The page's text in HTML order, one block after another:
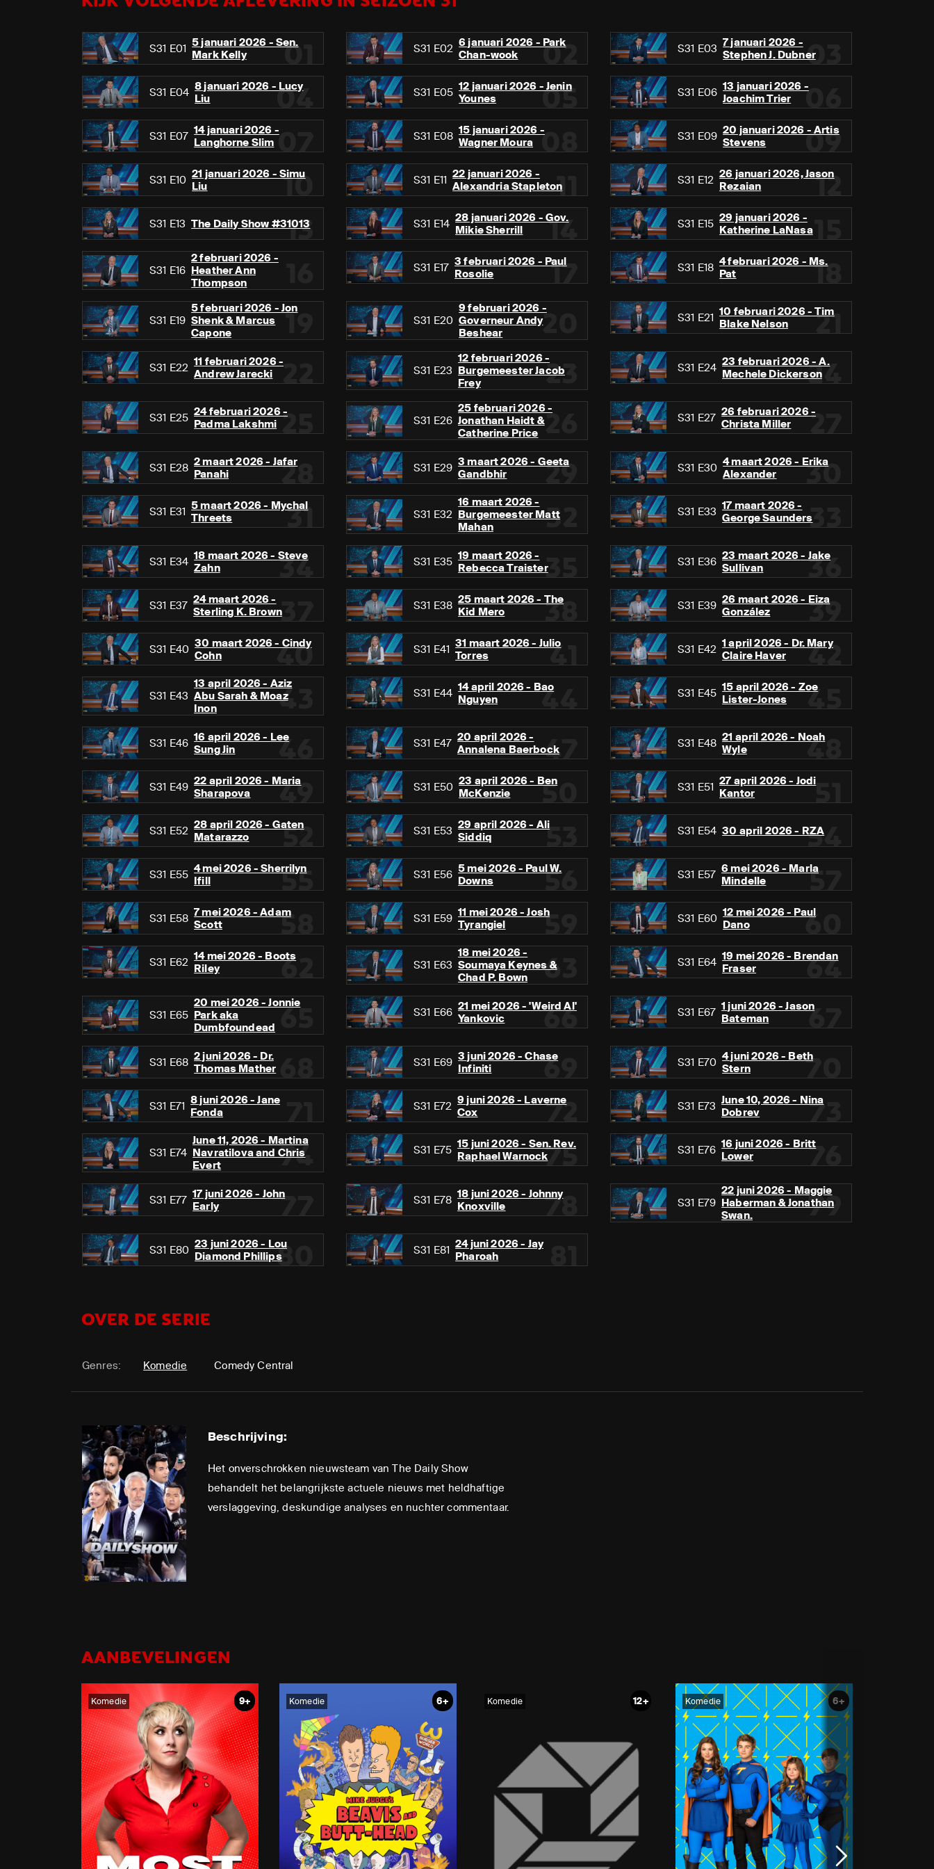
01
S31 E01 5 januari 2026 - Sen.
Mark Kelly
02
S31 E02 6 januari 2026 - Park
Chan-wook
03
S31 E03 7 januari 2026 -
Stephen J. Dubner
04
S31 E04 8 januari 2026 - Lucy
Liu
05
S31 E05 12 januari 2026 - Jenin
Younes
06
S31 E06 13 januari 2026 -
Joachim Trier
07
S31 E07 14 januari 2026 -
Langhorne Slim
08
S31 E08 15 januari 2026 -
Wagner Moura
09
S31 E09 20 januari 2026 - Artis
Stevens
10
S31 E10 21 januari 2026 - Simu
Liu
11
S31 E11 22 januari 2026 -
Alexandria Stapleton
12
S31 E12 26 januari 2026, Jason
Rezaian
13
S31 E13 The Daily Show #31013 14
S31 E14 28 januari 2026 - Gov.
Mikie Sherrill
15
S31 E15 29 januari 2026 -
Katherine LaNasa
S31 E16
2 februari 2026 -
Heather Ann
Thompson
17
S31 E17 3 februari 2026 - Paul
Rosolie
18
S31 E18 4 februari 2026 - Ms.
Pat
19
S31 E19
5 februari 2026 - Jon
Shenk & Marcus
Capone
20
S31 E20
9 februari 2026 -
Governeur Andy
Beshear
21
S31 E21 10 februari 2026 - Tim
Blake Nelson
22
S31 E22 11 februari 2026 -
Andrew Jarecki
23
S31 E23
12 februari 2026 -
Burgemeester Jacob
Frey
24
S31 E24 23 februari 2026 - A.
Mechele Dickerson
25
S31 E25 24 februari 2026 -
Padma Lakshmi
26
S31 E26
25 februari 2026 -
Jonathan Haidt &
Catherine Price
27
S31 E27 26 februari 2026 -
Christa Miller
28
S31 E28 2 maart 2026 - Jafar
Panahi
29
S31 E29 3 maart 2026 - Geeta
Gandbhir
30
S31 E30 4 maart 2026 - Erika
Alexander
31
S31 E31 5 maart 2026 - Mychal
Threets
32
S31 E32
16 maart 2026 -
Burgemeester Matt
Mahan
33
S31 E33 17 maart 2026 -
George Saunders
34
S31 E34 18 maart 2026 - Steve
Zahn
35
S31 E35 19 maart 2026 -
Rebecca Traister
36
S31 E36 23 maart 2026 - Jake
Sullivan
37
S31 E37 24 maart 2026 -
Sterling K. Brown
38
S31 E38 25 maart 2026 - The
Kid Mero
39
S31 E39 26 maart 2026 - Eiza
González
40
S31 E40 30 maart 2026 - Cindy
Cohn
41
S31 E41 31 maart 2026 - Julio
Torres
42
S31 E42 1 april 2026 - Dr. Mary
Claire Haver
43
S31 E43
13 april 2026 - Aziz
Abu Sarah & Moaz
Inon
44
S31 E44 14 april 2026 - Bao
Nguyen
45
S31 E45 15 april 2026 - Zoe
Lister-Jones
46
S31 E46 16 april 2026 - Lee
Sung Jin
47
S31 E47 20 april 2026 -
Annalena Baerbock
48
S31 E48 21 april 2026 - Noah
Wyle
49
S31 E49 22 april 2026 - Maria
Sharapova
50
S31 E50 23 april 2026 - Ben
McKenzie
51
S31 E51 27 april 2026 - Jodi
Kantor
52
S31 E52 28 april 2026 - Gaten
Matarazzo
53
S31 E53 29 april 2026 - Ali
Siddiq
54
S31 E54 30 april 2026 - RZA
55
S31 E55 4 mei 2026 - Sherrilyn
Ifill
56
S31 E56 5 mei 2026 - Paul W.
Downs
57
S31 E57 6 mei 2026 - Marla
Mindelle
58
S31 E58 7 mei 2026 - Adam
Scott
59
S31 E59 11 mei 2026 - Josh
Tyrangiel
60
S31 E60 12 mei 2026 - Paul
Dano
62
S31 E62 14 mei 2026 - Boots
Riley
63
S31 E63
18 mei 2026 -
Soumaya Keynes &
Chad P. Bown
64
S31 E64 19 mei 2026 - Brendan
Fraser
65
S31 E65
20 mei 2026 - Jonnie
Park aka
Dumbfoundead
66
S31 E66 21 mei 2026 - 'Weird Al'
Yankovic
67
S31 E67 1 juni 2026 - Jason
Bateman
68
S31 E68 2 juni 2026 - Dr.
Thomas Mather
69
S31 E69 3 juni 2026 - Chase
Infiniti
70
S31 E70 4 juni 2026 - Beth
Stern
71
S31 E71 8 juni 2026 - Jane
Fonda
72
S31 E72 9 juni 2026 - Laverne
Cox
73
S31 E73 June 10, 2026 - Nina
Dobrev
74
S31 E74
June 11, 2026 - Martina
Navratilova and Chris
Evert
75
S31 E75 15 juni 2026 - Sen. Rev.
Raphael Warnock
76
S31 E76 16 juni 2026 - Britt
Lower
77
S31 E77 17 juni 2026 - John
Early
78
S31 E78 18 juni 2026 - Johnny
Knoxville
79
S31 E79
22 juni 2026 - Maggie
Haberman & Jonathan
Swan.
80
S31 E80 23 juni 2026 - Lou
Diamond Phillips
81
S31 E81 24 juni 2026 - Jay
Pharoah
OVER DE SERIE
Genres: Komedie Comedy Central
Beschrijving:
Het onverschrokken nieuwsteam van The Daily Show
behandelt het belangrijkste actuele nieuws met heldhaftige
verslaggeving, deskundige analyses en nuchter commentaar.
AANBEVELINGEN
Komedie 9+ Komedie 6+ Komedie 12+ Komedie 6+